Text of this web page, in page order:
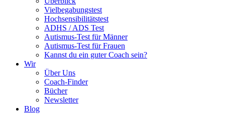
Vielbegabungstest
Hochsensibilitätstest
ADHS / ADS Test
Autismus-Test für Männer
Autismus-Test für Frauen
Kannst du ein guter Coach sein?
Wir
Über Uns
Coach-Finder
Bücher
Newsletter
Blog